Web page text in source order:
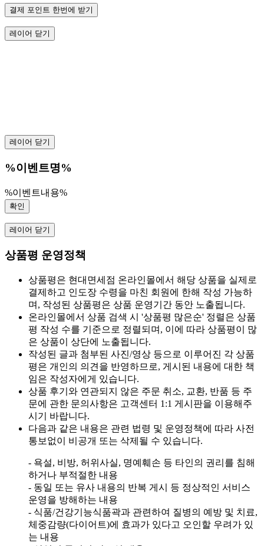
결제 포인트 한번에 받기
레이어 닫기
레이어 닫기
%이벤트명%
%이벤트내용%
확인
레이어 닫기
상품평 운영정책
상품평은 현대면세점 온라인몰에서 해당 상품을 실제로
결제하고 인도장 수령을 마친 회원에 한해 작성 가능하
며, 작성된 상품평은 상품 운영기간 동안 노출됩니다.
온라인몰에서 상품 검색 시 '상품평 많은순' 정렬은 상품
평 작성 수를 기준으로 정렬되며, 이에 따라 상품평이 많
은 상품이 상단에 노출됩니다.
작성된 글과 첨부된 사진/영상 등으로 이루어진 각 상품
평은 개인의 의견을 반영하므로, 게시된 내용에 대한 책
임은 작성자에게 있습니다.
상품 후기와 연관되지 않은 주문 취소, 교환, 반품 등 주
문에 관한 문의사항은 고객센터 1:1 게시판을 이용해주
시기 바랍니다.
다음과 같은 내용은 관련 법령 및 운영정책에 따라 사전
통보없이 비공개 또는 삭제될 수 있습니다.
- 욕설, 비방, 허위사실, 명예훼손 등 타인의 권리를 침해
하거나 부적절한 내용
- 동일 또는 유사 내용의 반복 게시 등 정상적인 서비스
운영을 방해하는 내용
- 식품/건강기능식품곽과 관련하여 질병의 예방 및 치료,
체중감량(다이어트)에 효과가 있다고 오인할 우려가 있
는 내용